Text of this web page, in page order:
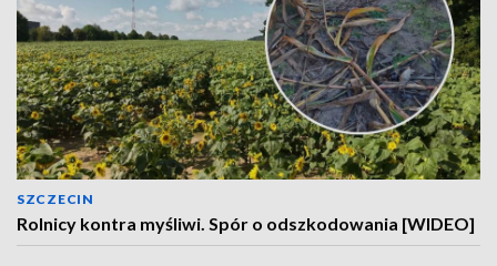
SZCZECIN
Rolnicy kontra myśliwi. Spór o odszkodowania [WIDEO]